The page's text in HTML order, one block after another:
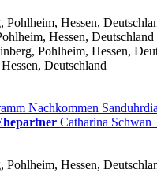
Pohlheim, Hessen,
Hessen, Deutschland
Pohlheim, Hessen,
Deutschland
Nachkommen
Catharina Schwan
Pohlheim, Hessen,